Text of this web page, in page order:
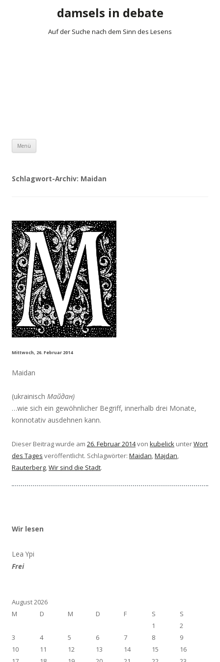
damsels in debate
Auf der Suche nach dem Sinn des Lesens
Menü
Schlagwort-Archiv: Maidan
Mittwoch, 26. Februar 2014
Maidan
(ukrainisch Майдан)
…wie sich ein gewöhnlicher Begriff, innerhalb drei Monate,
konnotativ ausdehnen kann.
Dieser Beitrag wurde am 26. Februar 2014von kubelick unterWort
des Tages veröffentlicht. Schlagwörter: Maidan,Majdan,
Rauterberg,Wir sind die Stadt.
Wir lesen
Lea Ypi
Frei
August 2026
M
D M D F S
S
1
2
3
4 5 6 7 8
9
10
11 12 13 14 15
16